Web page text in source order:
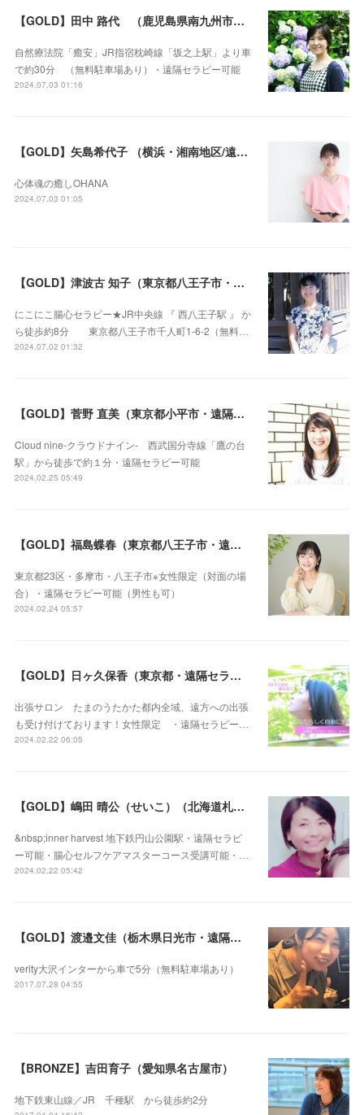
【GOLD】田中 路代 （鹿児島県南九州市・遠隔セラピー可）
自然療法院「癒安」JR指宿枕崎線「坂之上駅」より車
で約30分 （無料駐車場あり）・遠隔セラピー可能
2024.07.03 01:16
【GOLD】矢島希代子 （横浜・湘南地区/遠隔セラピー可）
心体魂の癒しOHANA
2024.07.03 01:05
【GOLD】津波古 知子（東京都八王子市・遠隔セラピー可）
にこにこ腸心セラピー★JR中央線 『 西八王子駅 』 か
ら徒歩約8分 東京都八王子市千人町1-6-2（無料…
2024.07.02 01:32
【GOLD】菅野 直美（東京都小平市・遠隔セラピー可）
Cloud nine-クラウドナイン- 西武国分寺線「鷹の台
駅」から徒歩で約１分・遠隔セラピー可能
2024.02.25 05:49
【GOLD】福島蝶春（東京都八王子市・遠隔セラピー可）
東京都23区・多摩市・八王子市※女性限定（対面の場
合）・遠隔セラピー可能（男性も可）
2024.02.24 05:57
【GOLD】日ヶ久保香（東京都・遠隔セラピー可）
出張サロン たまのうたかた都内全域、遠方への出張
も受け付けております！女性限定 ・遠隔セラピー…
2024.02.22 06:05
【GOLD】嶋田 晴公（せいこ）（北海道札幌市・遠隔セラピー可）
&nbsp;inner harvest 地下鉄円山公園駅・遠隔セラピ
ー可能・腸心セルフケアマスターコース受講可能・…
2024.02.22 05:42
【GOLD】渡邉文佳（栃木県日光市・遠隔セラピー可）
verity大沢インターから車で5分（無料駐車場あり）
2017.07.28 04:55
【BRONZE】吉田育子（愛知県名古屋市）
地下鉄東山線／JR 千種駅 から徒歩約2分